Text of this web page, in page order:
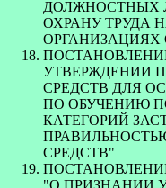
ДОЛЖНОСТНЫХ
ОХРАНУ ТРУДА
ОРГАНИЗАЦИЯХ
ПОСТАНОВЛЕНИЕ
УТВЕРЖДЕНИИ
СРЕДСТВ ДЛЯ
ПО ОБУЧЕНИЮ
КАТЕГОРИЙ
СРЕДСТВ"
ПОСТАНОВЛЕНИЕ
"О ПРИЗНАНИИ